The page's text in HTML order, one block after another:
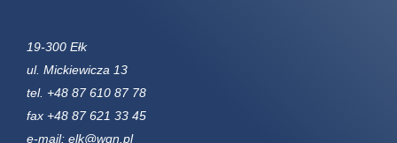
19-300 Ełk
ul. Mickiewicza 13
tel. +48 87 610 87 78
fax +48 87 621 33 45
e-mail: elk@wgn.pl